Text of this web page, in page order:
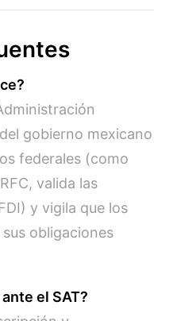
gobierno mexicano
federales (como
valida las
y vigila que los
obligaciones
el SAT?